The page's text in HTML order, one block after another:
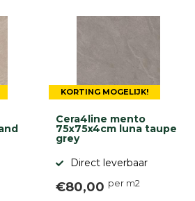
KORTING MOGELIJK!
Cera4line mento
75x75x4cm luna taupe
grey
Direct leverbaar
€80,00 per m2